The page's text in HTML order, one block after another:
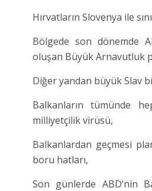
Hırvatların Slovenya ile
Bölgede son dönemde
oluşan Büyük Arnavutluk
Diğer yandan büyük Slav
Balkanların tümünde
milliyetçilik virüsü,
Balkanlardan geçmesi
boru hatları,
Son günlerde ABD’nin